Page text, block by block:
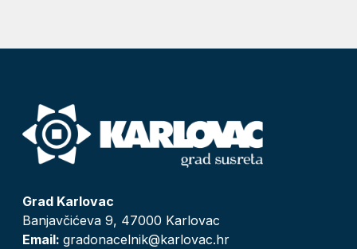
Grad Karlovac
Banjavčićeva 9, 47000 Karlovac
Email: gradonacelnik@karlovac.hr